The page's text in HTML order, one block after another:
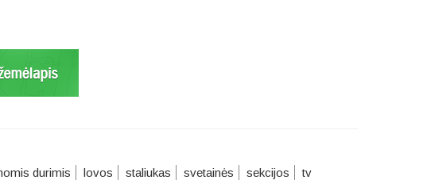
durimis lovos staliukas svetainės sekcijos tv